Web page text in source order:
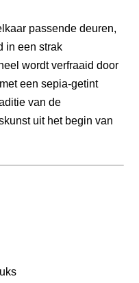
passende deuren,
in een strak
wordt verfraaid door
een sepia-getint
van de
uit het begin van